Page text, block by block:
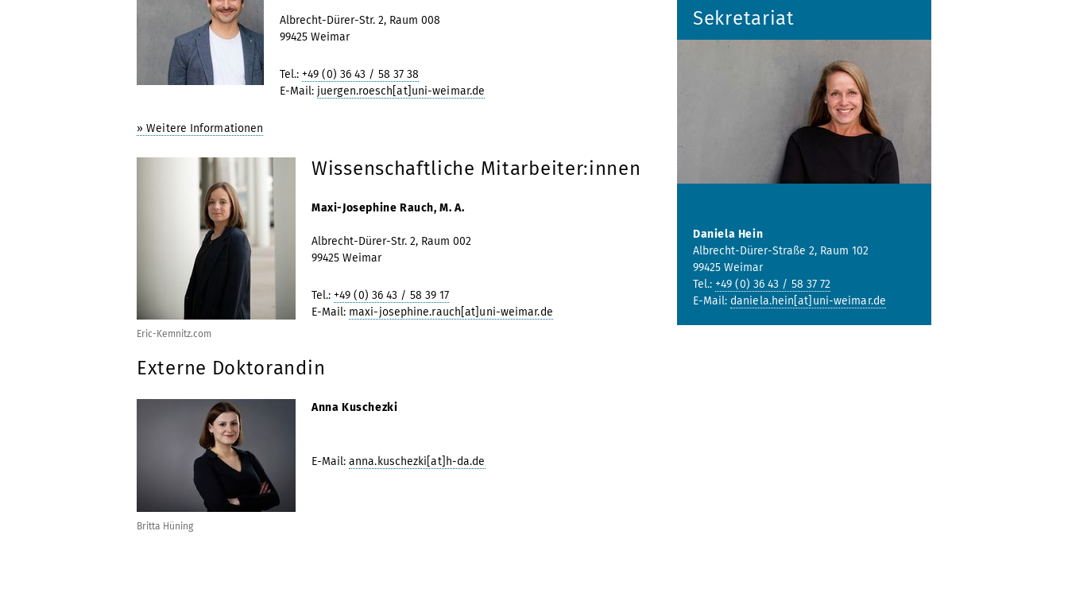
Albrecht-Dürer-Str. 2, Raum 008
99425 Weimar
Tel.: +49 (0) 36 43 / 58 37 38
E-Mail: juergen.roesch[at]uni-weimar.de
» Weitere Informationen
Eric-Kemnitz.com
Wissenschaftliche Mitarbeiter:innen
Maxi-Josephine Rauch, M. A.
Albrecht-Dürer-Str. 2, Raum 002
99425 Weimar
Tel.: +49 (0) 36 43 / 58 39 17
E-Mail: maxi-josephine.rauch[at]uni-weimar.de
Externe Doktorandin
Britta Hüning
Anna Kuschezki
E-Mail: anna.kuschezki[at]h-da.de
Sekretariat
Daniela Hein
Albrecht-Dürer-Straße 2, Raum 102
99425 Weimar
Tel.: +49 (0) 36 43 / 58 37 72
E-Mail: daniela.hein[at]uni-weimar.de